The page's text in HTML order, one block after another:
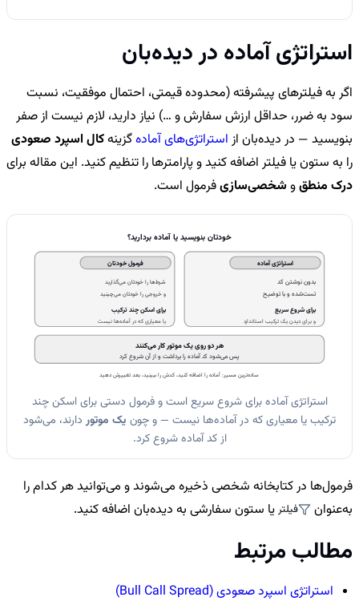
استراتژی آماده در دیده‌بان
اگر به فیلترهای پیشرفته (محدوده قیمتی، احتمال موفقیت، نسبت
سود به ضرر، حداقل ارزش سفارش و …) نیاز دارید، لازم نیست از صفر
بنویسید — در دیده‌بان از استراتژی‌های آمادهگزینهکال اسپرد صعودی
را به ستون یا فیلتر اضافه کنید و پارامترها را تنظیم کنید. این مقاله برای
درک منطقو شخصی‌سازیفرمول است.
خودتان بنویسید یا آماده بردارید؟
استراتژی آماده
بدون نوشتن کد
تست‌شده و با توضیح
برای شروع سریع
و برای دیدن یک ترکیب استاندارد
فرمول خودتان
شرط‌ها را خودتان می‌گذارید
و خروجی را خودتان می‌چینید
برای اسکن چند ترکیب
یا معیاری که در آماده‌ها نیست
هر دو روی یک موتور کار می‌کنند
پس می‌شود کد آماده را برداشت و از آن شروع کرد
ساده‌ترین مسیر: آماده را اضافه کنید، کدش را ببینید، بعد تغییرش دهید
استراتژی آماده برای شروع سریع است و فرمول دستی برای اسکن چند
ترکیب یا معیاری که در آماده‌ها نیست — و چون یک موتور دارند، می‌شود
از کد آماده شروع کرد.
فرمول‌ها در کتابخانه شخصی ذخیره می‌شوند و می‌توانید هر کدام را
به‌عنوان
فیلتریا ستون سفارشی به دیده‌بان اضافه کنید.
مطالب مرتبط
استراتژی اسپرد صعودی (Bull Call Spread)